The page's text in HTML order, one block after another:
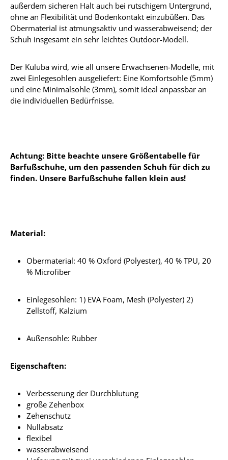
außerdem sicheren Halt auch bei rutschigem Untergrund,
ohne an Flexibilität und Bodenkontakt einzubüßen. Das
Obermaterial ist atmungsaktiv und wasserabweisend; der
Schuh insgesamt ein sehr leichtes Outdoor-Modell.
Der Kuluba wird, wie all unsere Erwachsenen-Modelle, mit
zwei Einlegesohlen ausgeliefert: Eine Komfortsohle (5mm)
und eine Minimalsohle (3mm), somit ideal anpassbar an
die individuellen Bedürfnisse.
Achtung: Bitte beachte unsere Größentabelle für
Barfußschuhe, um den passenden Schuh für dich zu
finden. Unsere Barfußschuhe fallen klein aus!
Material:
Obermaterial: 40 % Oxford (Polyester), 40 % TPU, 20
% Microfiber
Einlegesohlen: 1) EVA Foam, Mesh (Polyester) 2)
Zellstoff, Kalzium
Außensohle: Rubber
Eigenschaften:
Verbesserung der Durchblutung
große Zehenbox
Zehenschutz
Nullabsatz
flexibel
wasserabweisend